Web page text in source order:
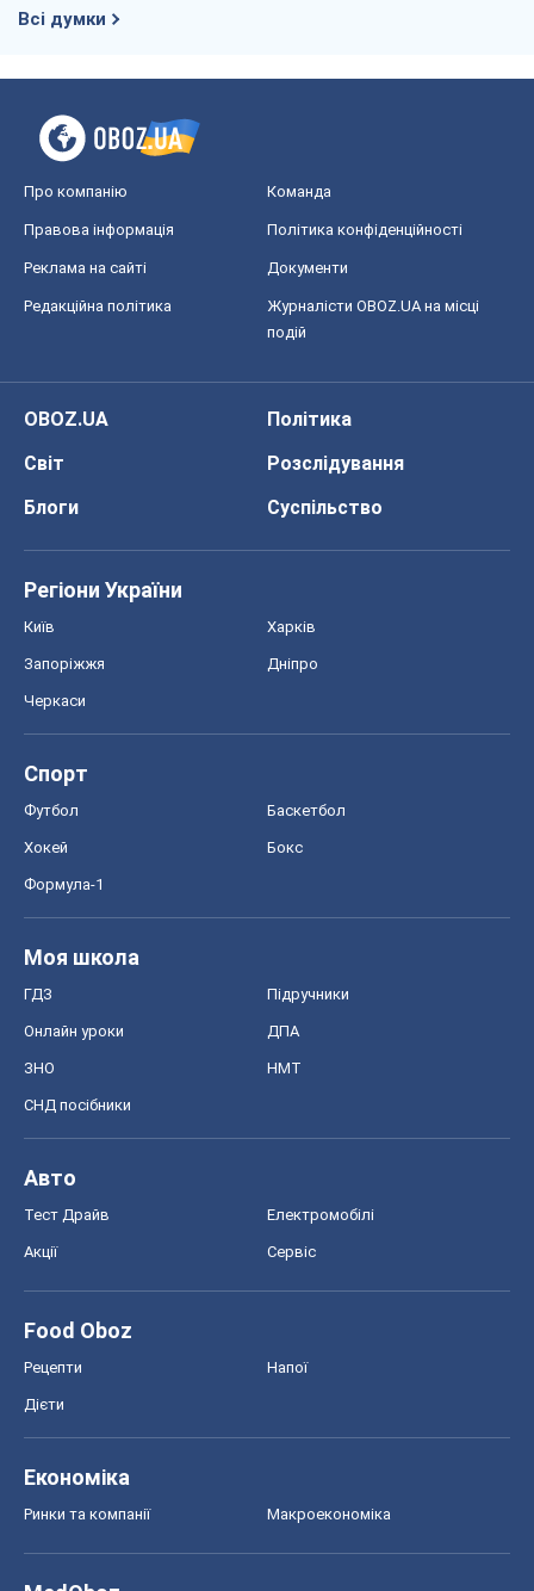
Всі думки
Про компанію Команда
Правова інформація Політика конфіденційності
Реклама на сайті Документи
Редакційна політика
Журналісти OBOZ.UA на місці
подій
OBOZ.UA
Політика
Світ
Розслідування
Блоги
Суспільство
Регіони України
Київ Харків
Запоріжжя Дніпро
Черкаси
Спорт
Футбол Баскетбол
Хокей Бокс
Формула-1
Моя школа
ГДЗ Підручники
Онлайн уроки ДПА
ЗНО НМТ
СНД посібники
Авто
Тест Драйв Електромобілі
Акції Сервіс
Food Oboz
Рецепти Напої
Дієти
Економіка
Ринки та компанії Макроекономіка